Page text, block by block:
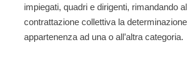
impiegati, quadri e dirigenti, rimandando
contrattazione collettiva la
appartenenza ad una o all’altra categoria.